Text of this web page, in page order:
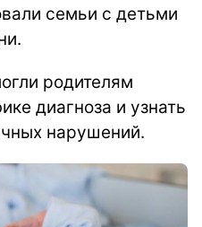
семьи с детьми
родителям
диагноза и узнать
нарушений.